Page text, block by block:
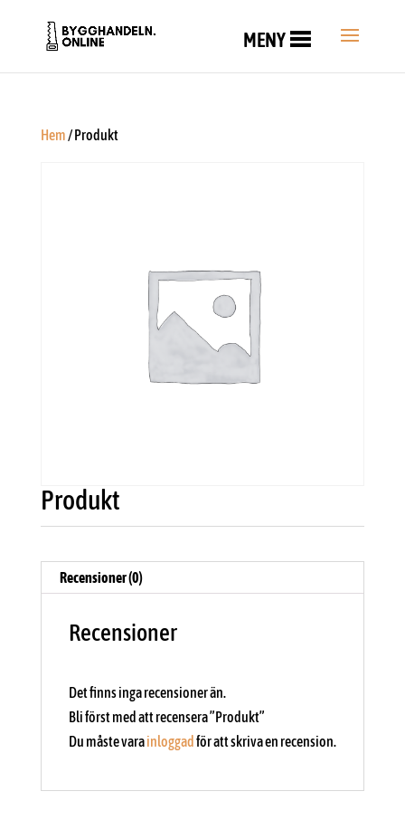
MENY
Hem/ Produkt
Produkt
Recensioner (0)
Recensioner
Det finns inga recensioner än.
Bli först med att recensera ”Produkt”
Du måste varainloggad för att skriva en recension.